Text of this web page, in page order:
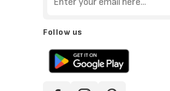
Follow us